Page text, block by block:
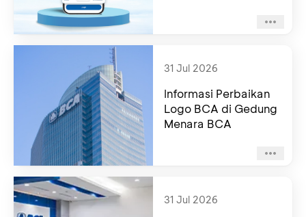
31 Jul 2026
Informasi Perbaikan
Logo BCA di Gedung
Menara BCA
31 Jul 2026